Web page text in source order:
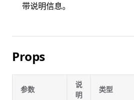
带说明信息。
Props
参数
说
明
类型